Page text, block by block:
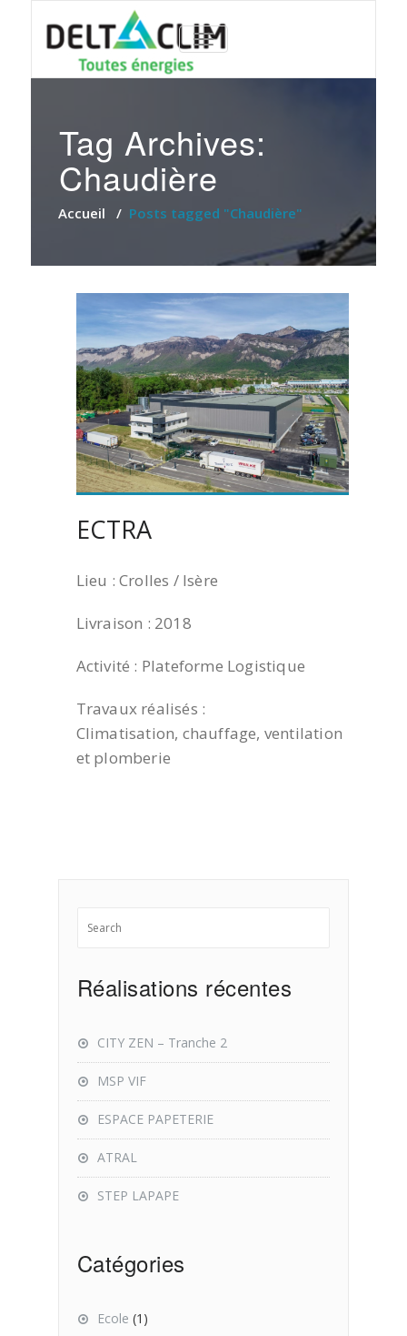
TOGGLE
NAVIGATION
Tag Archives:
Chaudière
Accueil / Posts tagged "Chaudière"
ECTRA
Lieu : Crolles / Isère
Livraison : 2018
Activité : Plateforme Logistique
Travaux réalisés :
Climatisation, chauffage, ventilation
et plomberie
Réalisations récentes
CITY ZEN – Tranche 2
MSP VIF
ESPACE PAPETERIE
ATRAL
STEP LAPAPE
Catégories
Ecole (1)